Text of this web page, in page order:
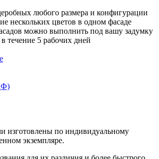
любого размера и конфигурации
нескольких цветов в одном фасаде
можно выполнить под вашу задумку
течение 5 рабочих дней
изготовлены по индивидуальному
экземпляре.